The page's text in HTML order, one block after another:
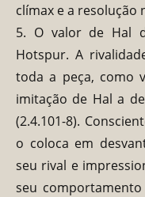
clímax e a resolução
5. O valor de Hal
Hotspur. A
toda a peça, como
imitação de Hal a
(2.4.101-8).
o coloca em
seu rival e
seu comportamento